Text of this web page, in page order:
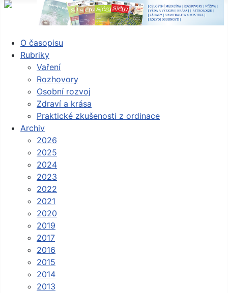
O časopisu
Rubriky
Vaření
Rozhovory
Osobní rozvoj
Zdraví a krása
Praktické zkušenosti z ordinace
Archiv
2026
2025
2024
2023
2022
2021
2020
2019
2017
2016
2015
2014
2013